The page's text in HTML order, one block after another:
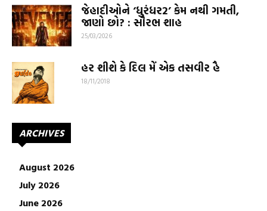
જેહાદીઓને ‘ધુરંધર2’ કેમ નથી ગમતી,
જાણો છો? : સૌરભ શાહ
25/03/2026
હર શીશે કે દિલ મેં એક તસવીર હૈ
18/11/2018
ARCHIVES
August 2026
July 2026
June 2026